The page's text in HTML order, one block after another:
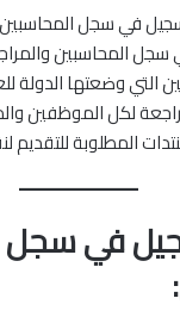
في سجل المحاسبين
سجل المحاسبين
التي وضعتها
لكل الموظفين
المطلوبة للتقديم
في سجل